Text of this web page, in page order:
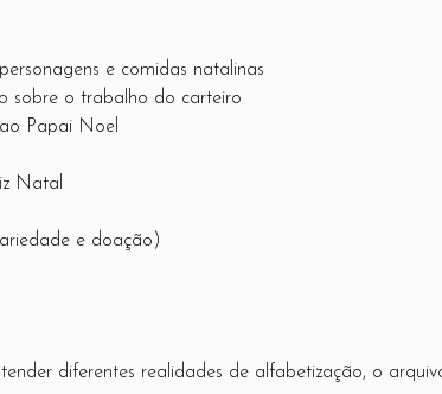
e comidas natalinas
sobre o trabalho do carteiro
Papai Noel
Natal
e doação)
diferentes realidades de alfabetização, o